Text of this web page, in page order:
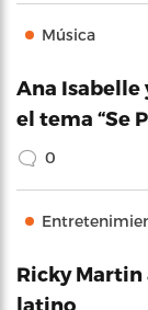
Música
Ana Isabelle
el tema “Se
0
Ricky
latino